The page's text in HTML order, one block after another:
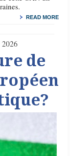
READ MORE
2026
de